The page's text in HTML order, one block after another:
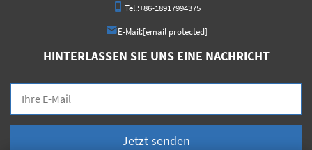
Tel.:+86-18917994375
E-Mail:[email protected]
HINTERLASSEN SIE UNS EINE NACHRICHT
Jetzt senden